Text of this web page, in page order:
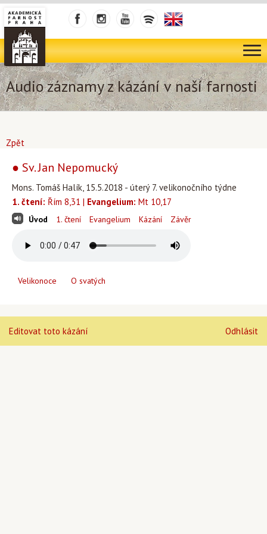
Audio záznamy z kázání v naší farnosti
Zpět
● Sv. Jan Nepomucký
Mons. Tomáš Halík, 15.5.2018 - úterý 7. velikonočního týdne
1. čtení: Řím 8,31 | Evangelium: Mt 10,17
Úvod 1. čtení Evangelium Kázání Závěr
Velikonoce O svatých
Editovat toto kázání Odhlásit